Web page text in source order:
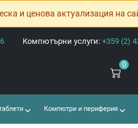
и ценова актуализация на
Компютърни услуги: +359 (2)
0
Компютри и периферия